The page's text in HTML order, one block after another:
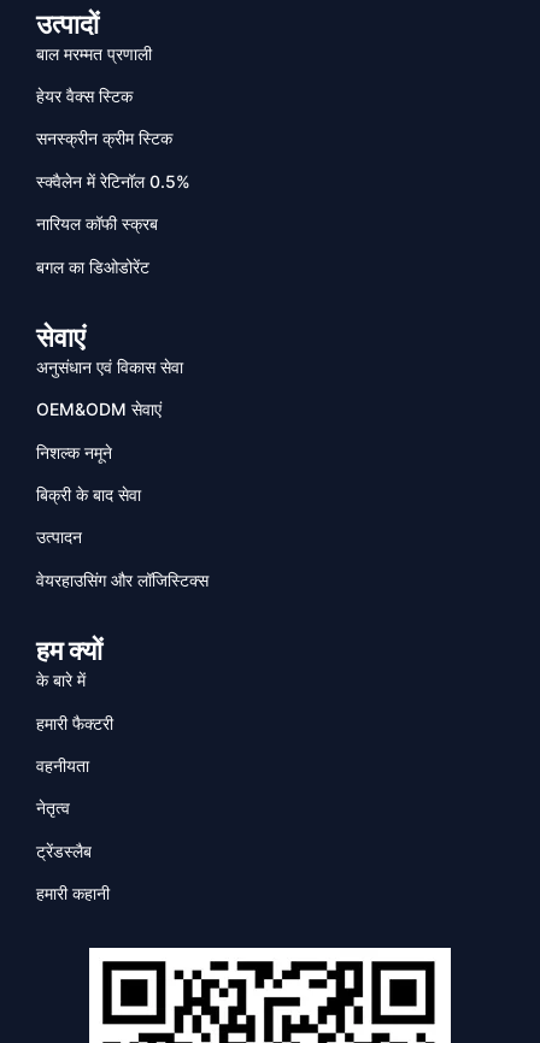
उत्पादों
बाल मरम्मत प्रणाली
हेयर वैक्स स्टिक
सनस्क्रीन क्रीम स्टिक
स्क्वैलेन में रेटिनॉल 0.5%
नारियल कॉफी स्क्रब
बगल का डिओडोरेंट
सेवाएं
अनुसंधान एवं विकास सेवा
OEM&ODM सेवाएं
निशल्क नमूने
बिक्री के बाद सेवा
उत्पादन
वेयरहाउसिंग और लॉजिस्टिक्स
हम क्यों
के बारे में
हमारी फैक्टरी
वहनीयता
नेतृत्व
ट्रेंडस्लैब
हमारी कहानी